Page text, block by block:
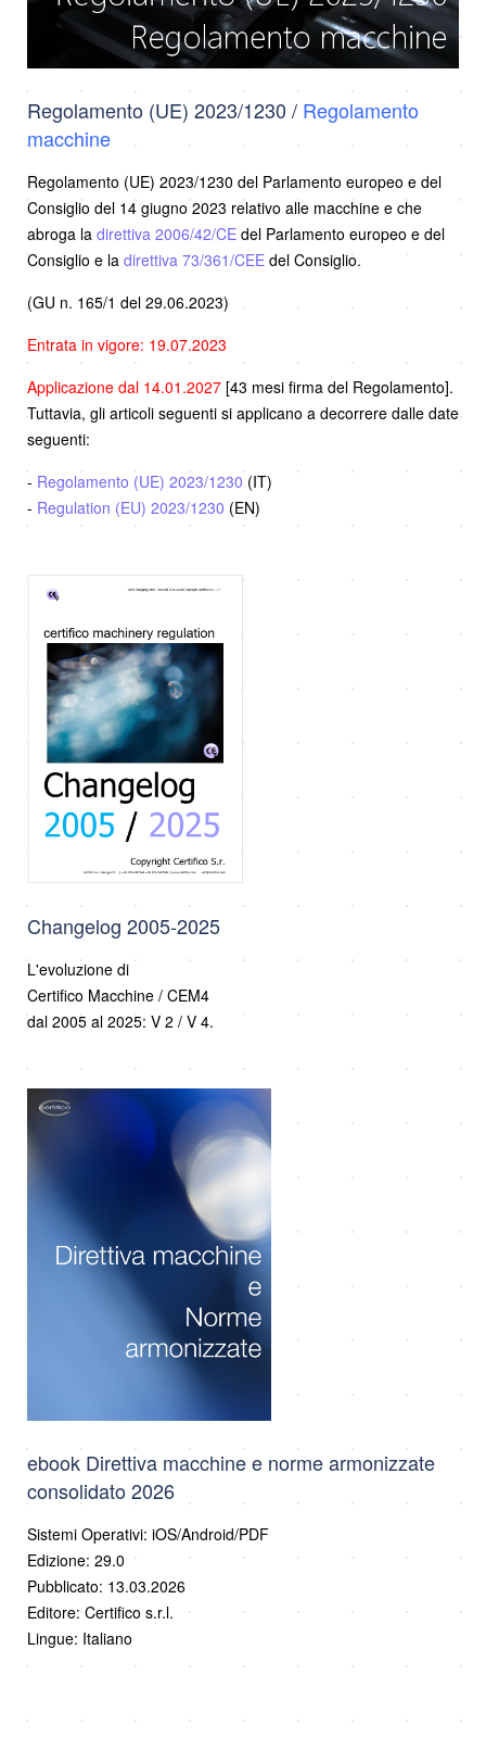
Regolamento (UE) 2023/1230 / Regolamento
macchine
Regolamento (UE) 2023/1230 del Parlamento europeo e del
Consiglio del 14 giugno 2023 relativo alle macchine e che
abroga la direttiva 2006/42/CE del Parlamento europeo e del
Consiglio e la direttiva 73/361/CEE del Consiglio.
(GU n. 165/1 del 29.06.2023)
Entrata in vigore: 19.07.2023
Applicazione dal 14.01.2027 [43 mesi firma del Regolamento].
Tuttavia, gli articoli seguenti si applicano a decorrere dalle date
seguenti:
- Regolamento (UE) 2023/1230 (IT)
- Regulation (EU) 2023/1230 (EN)
Changelog 2005-2025
L'evoluzione di
Certifico Macchine / CEM4
dal 2005 al 2025: V 2 / V 4.
ebook Direttiva macchine e norme armonizzate
consolidato 2026
Sistemi Operativi: iOS/Android/PDF
Edizione: 29.0
Pubblicato: 13.03.2026
Editore: Certifico s.r.l.
Lingue: Italiano